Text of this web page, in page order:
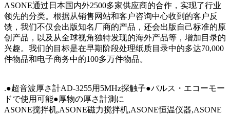
ASONE通过日本国内外2500多家供应商的合作，实现了行业
领先的分类。根据从销售网站和客户咨询中心收到的客户反
馈，我们不仅会出版知名厂商的产品，还会出版自己标准的原
创产品，以及从全球视角独特发现的海外产品等，增加目录的
兴趣。我们的目标是在早期阶段处理纸质目录中的多达70,000
件物品和电子商务中的100多万件物品。
.●超音波厚さ計AD-3255用5MHz探触子●パルス・エコーモー
ドで使用可能●厚物の厚さ計測に
ASONE搅拌机,ASONE磁力搅拌机,ASONE恒温仪器,ASONE